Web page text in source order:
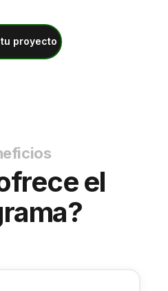
proyecto
el